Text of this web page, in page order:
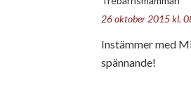
26 oktober 2015 kl.
Instämmer med
spännande!